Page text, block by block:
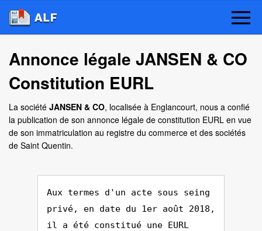
Annonce légale JANSEN & CO
Constitution EURL
La société JANSEN & CO, localisée à Englancourt, nous a confié
la publication de son annonce légale de constitution EURL en vue
de son immatriculation au registre du commerce et des sociétés
de Saint Quentin.
Aux termes d'un acte sous seing
privé, en date du 1er août 2018,
il a été constitué une EURL